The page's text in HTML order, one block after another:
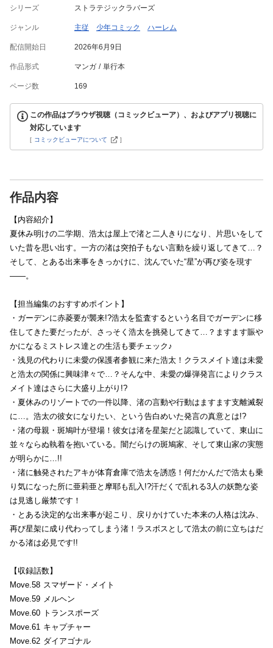
シリーズ ストラテジックラバーズ
ジャンル 主従 少年コミック ハーレム
配信開始日 2026年6月9日
作品形式 マンガ 単行本
ページ数 169
この作品はブラウザ視聴（コミックビューア）、およびアプリ視聴に
対応しています
[ コミックビューアについて ]
作品内容
【内容紹介】
夏休み明けの二学期、浩太は屋上で渚と二人きりになり、片思いをして
いた昔を思い出す。一方の渚は突拍子もない言動を繰り返してきて…？
そして、とある出来事をきっかけに、沈んでいた“星”が再び姿を現す
――。
【担当編集のおすすめポイント】
・ガーデンに赤菱要が襲来!?浩太を監査するという名目でガーデンに移
住してきた要だったが、さっそく浩太を挑発してきて…？ますます賑や
かになるミストレス達との生活も要チェック♪
・浅見の代わりに未愛の保護者参観に来た浩太！クラスメイト達は未愛
と浩太の関係に興味津々で…？そんな中、未愛の爆弾発言によりクラス
メイト達はさらに大盛り上がり!?
・夏休みのリゾートでの一件以降、渚の言動や行動はますます支離滅裂
に…。浩太の彼女になりたい、という告白めいた発言の真意とは!?
・渚の母親・斑鳩叶が登場！彼女は渚を星架だと認識していて、東山に
並々ならぬ執着を抱いている。闇だらけの斑鳩家、そして東山家の実態
が明らかに…!!
・渚に触発されたアキが体育倉庫で浩太を誘惑！何だかんだで浩太も乗
り気になった所に亜莉亜と摩耶も乱入!?汗だくで乱れる3人の妖艶な姿
は見逃し厳禁です！
・とある決定的な出来事が起こり、戻りかけていた本来の人格は沈み、
再び星架に成り代わってしまう渚！ラスボスとして浩太の前に立ちはだ
かる渚は必見です!!
【収録話数】
Move.58 スマザード・メイト
Move.59 メルヘン
Move.60 トランスポーズ
Move.61 キャプチャー
Move.62 ダイアゴナル